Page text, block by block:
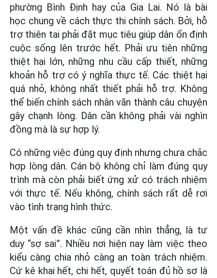
phường Bình Định hay của Gia Lai. Nó là bài
học chung về cách thực thi chính sách. Bởi, hỗ
trợ thiên tai phải đặt mục tiêu giúp dân ổn định
cuộc sống lên trước hết. Phải ưu tiên những
thiệt hại lớn, những nhu cầu cấp thiết, những
khoản hỗ trợ có ý nghĩa thực tế. Các thiệt hại
quá nhỏ, không nhất thiết phải hỗ trợ. Không
thể biến chính sách nhân văn thành câu chuyện
gây chạnh lòng. Dân cần không phải vài nghìn
đồng mà là sự hợp lý.
Có những việc đúng quy định nhưng chưa chắc
hợp lòng dân. Cán bộ không chỉ làm đúng quy
trình mà còn phải biết ứng xử có trách nhiệm
với thực tế. Nếu không, chính sách rất dễ rơi
vào tình trạng hình thức.
Một vấn đề khác cũng cần nhìn thẳng, là tư
duy “sợ sai”. Nhiều nơi hiện nay làm việc theo
kiểu càng chia nhỏ càng an toàn trách nhiệm.
Cứ kê khai hết, chi hết, quyết toán đủ hồ sơ là